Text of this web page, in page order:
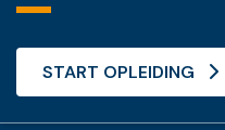
START OPLEIDING